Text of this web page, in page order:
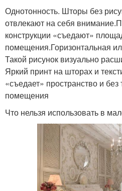
Однотонность. Шторы без
отвлекают на себя
конструкции «съедают»
помещения.Горизонтальная
Такой рисунок визуально
Яркий принт на шторах и
«съедает» пространство и
помещения
Что нельзя использовать в